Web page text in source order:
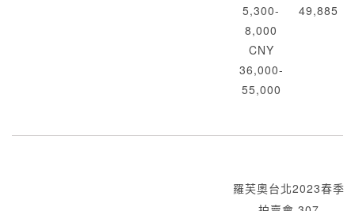
5,300-
8,000
CNY
36,000-
55,000
49,885
羅芙奧台北2023春季